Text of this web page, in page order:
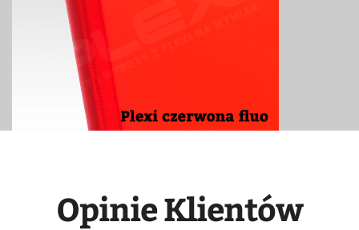
Opinie Klientów